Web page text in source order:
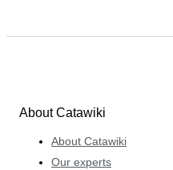
About Catawiki
About Catawiki
Our experts